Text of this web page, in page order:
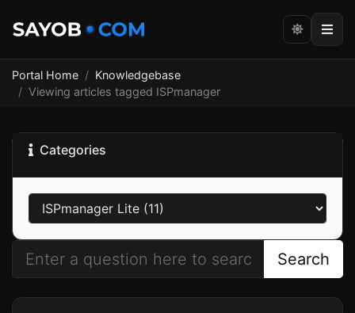
Portal Home
Knowledgebase
Viewing articles tagged ISPmanager
Categories
Search